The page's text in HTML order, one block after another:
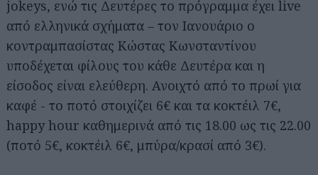
jokeys, ενώ τις Δευτέρες το πρόγραμμα έχει live
από ελληνικά σχήματα – τον Ιανουάριο ο
κοντραμπασίστας Κώστας Κωνσταντίνου
υποδέχεται φίλους του κάθε Δευτέρα και η
είσοδος είναι ελεύθερη. Ανοιχτό από το πρωί για
καφέ - το ποτό στοιχίζει 6€ και τα κοκτέιλ 7€,
happy hour καθημερινά από τις 18.00 ως τις 22.00
(ποτό 5€, κοκτέιλ 6€, μπύρα/κρασί από 3€).